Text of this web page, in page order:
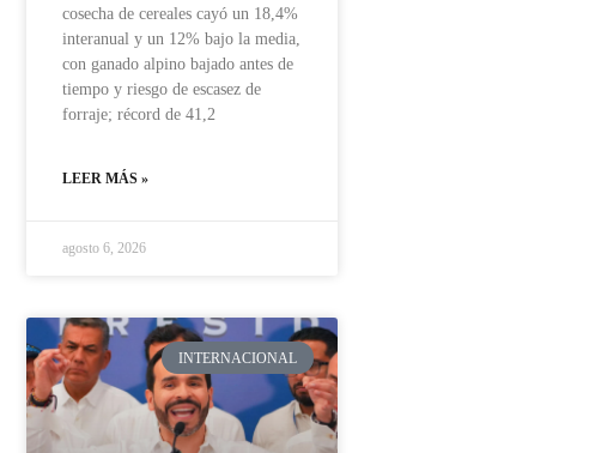
cosecha de cereales cayó un 18,4%
interanual y un 12% bajo la media,
con ganado alpino bajado antes de
tiempo y riesgo de escasez de
forraje; récord de 41,2
LEER MÁS »
agosto 6, 2026
INTERNACIONAL